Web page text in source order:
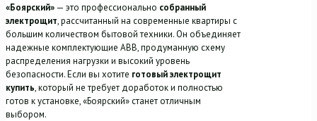
«Боярский» — это профессионально собранный
электрощит, рассчитанный на современные квартиры с
большим количеством бытовой техники. Он объединяет
надежные комплектующие ABB, продуманную схему
распределения нагрузки и высокий уровень
безопасности. Если вы хотите готовый электрощит
купить, который не требует доработок и полностью
готов к установке, «Боярский» станет отличным
выбором.